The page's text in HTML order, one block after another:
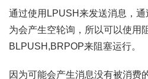
通过使用LPUSH来发送消息，
为会产生空轮询，所以可以使用
BLPUSH,BRPOP来阻塞运行。
因为可能会产生消息没有被消费